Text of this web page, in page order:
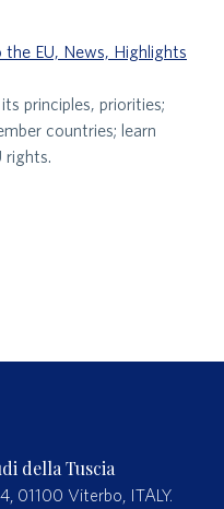
EU, News, Highlights
principles, priorities;
countries; learn
rights.
della Tuscia
01100 Viterbo, ITALY.